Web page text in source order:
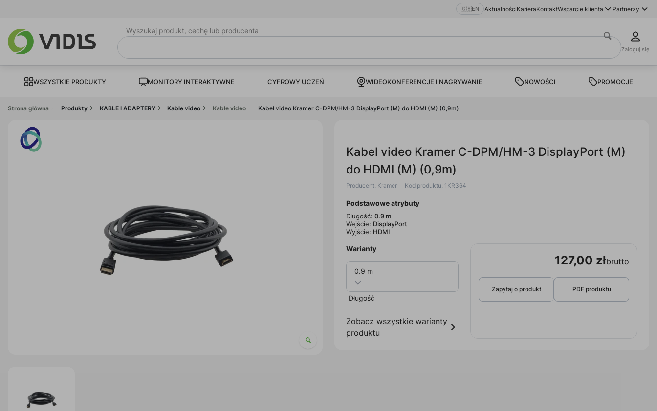
🇬🇧EN AktualnościKarieraKontaktWsparcie klienta Partnerzy
Wyszukaj produkt, cechę lub producenta
Zaloguj się
WSZYSTKIE PRODUKTY MONITORY INTERAKTYWNE CYFROWY UCZEŃ WIDEOKONFERENCJE I NAGRYWANIE NOWOŚCI PROMOCJE
Strona główna Produkty KABLE I ADAPTERY Kable video Kable video Kabel video Kramer C-DPM/HM-3 DisplayPort (M) do HDMI (M) (0,9m)
Kabel video Kramer C-DPM/HM-3 DisplayPort (M)
do HDMI (M) (0,9m)
Producent: Kramer Kod produktu: 1KR364
Podstawowe atrybuty
Długość: 0.9 m
Wejście: DisplayPort
Wyjście: HDMI
Warianty
0.9 m
Długość
Zobacz wszystkie warianty
produktu
127,00 złbrutto
Zapytaj o produkt PDF produktu